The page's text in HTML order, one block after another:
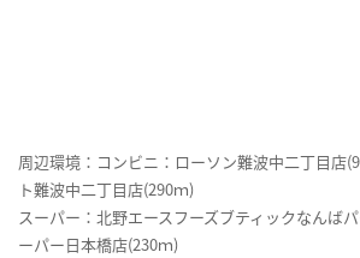
周辺環境：コンビニ：ローソン難波中二丁目店
ト難波中二丁目店(290ｍ)
スーパー：北野エースフーズブティックなんば
ーパー日本橋店(230ｍ)